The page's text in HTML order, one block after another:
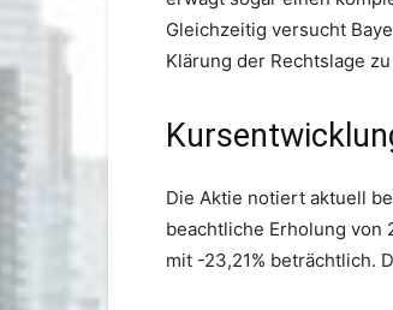
Gleichzeitig versucht
Klärung der Rechtslage
Die Aktie notiert aktuell
beachtliche Erholung von
mit -23,21% beträchtlich.